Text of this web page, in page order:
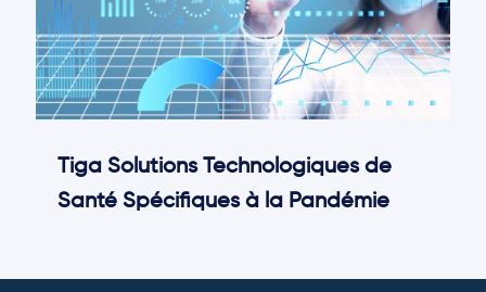
Tiga Solutions Technologiques de
Santé Spécifiques à la Pandémie